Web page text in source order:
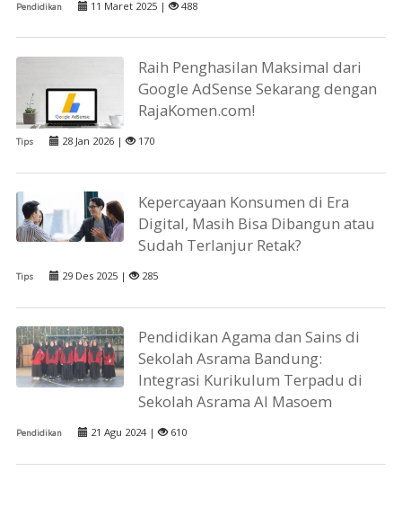
Pendidikan 11 Maret 2025 | 488
Raih Penghasilan Maksimal dari
Google AdSense Sekarang dengan
RajaKomen.com!
Tips 28 Jan 2026 | 170
Kepercayaan Konsumen di Era
Digital, Masih Bisa Dibangun atau
Sudah Terlanjur Retak?
Tips 29 Des 2025 | 285
Pendidikan Agama dan Sains di
Sekolah Asrama Bandung:
Integrasi Kurikulum Terpadu di
Sekolah Asrama Al Masoem
Pendidikan 21 Agu 2024 | 610